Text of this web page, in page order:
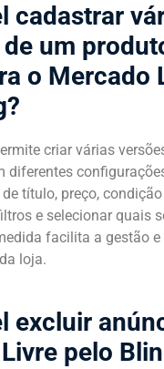
cadastrar
um
o Mercado
criar várias
diferentes
título, preço,
e selecionar quais
facilita a gestão
loja.
excluir
pelo